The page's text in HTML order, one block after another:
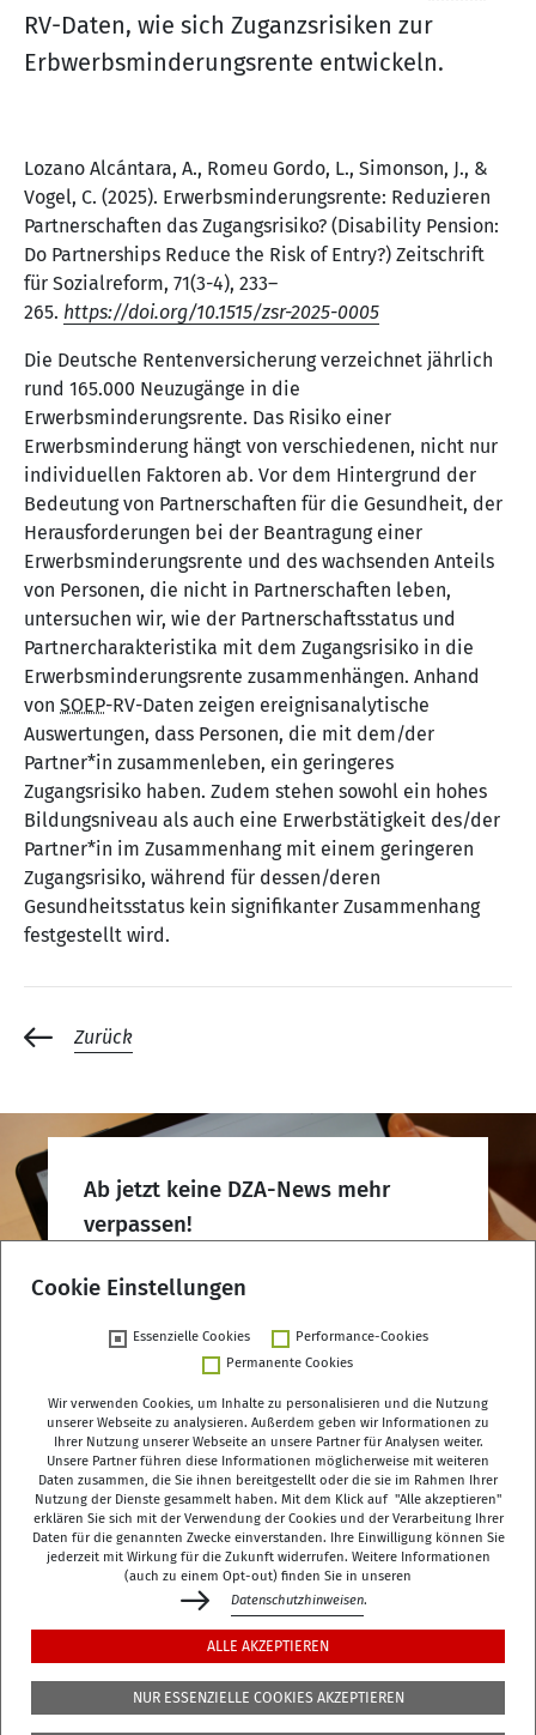
RV-Daten, wie sich Zuganzsrisiken zur
Erbwerbsminderungsrente entwickeln.
Lozano Alcántara, A., Romeu Gordo, L., Simonson, J., &
Vogel, C. (2025). Erwerbsminderungsrente: Reduzieren
Partnerschaften das Zugangsrisiko? (Disability Pension:
Do Partnerships Reduce the Risk of Entry?) Zeitschrift
für Sozialreform, 71(3-4), 233–
265. https://doi.org/10.1515/zsr-2025-0005
Die Deutsche Rentenversicherung verzeichnet jährlich
rund 165.000 Neuzugänge in die
Erwerbsminderungsrente. Das Risiko einer
Erwerbsminderung hängt von verschiedenen, nicht nur
individuellen Faktoren ab. Vor dem Hintergrund der
Bedeutung von Partnerschaften für die Gesundheit, der
Herausforderungen bei der Beantragung einer
Erwerbsminderungsrente und des wachsenden Anteils
von Personen, die nicht in Partnerschaften leben,
untersuchen wir, wie der Partnerschaftsstatus und
Partnercharakteristika mit dem Zugangsrisiko in die
Erwerbsminderungsrente zusammenhängen. Anhand
von SOEP-RV-Daten zeigen ereignisanalytische
Auswertungen, dass Personen, die mit dem/der
Partner*in zusammenleben, ein geringeres
Zugangsrisiko haben. Zudem stehen sowohl ein hohes
Bildungsniveau als auch eine Erwerbstätigkeit des/der
Partner*in im Zusammenhang mit einem geringeren
Zugangsrisiko, während für dessen/deren
Gesundheitsstatus kein signifikanter Zusammenhang
festgestellt wird.
Zurück
Ab jetzt keine DZA-News mehr
verpassen!
Deutsches Zentrum für Altersfragen (DZA)
Manfred-von-Richthofen-Straße 2
12101 Berlin
dza-berlin dza de
+49 (0)30 - 260740-0
+49 (0)30 - 260740-33
Cookie Einstellungen
Essenzielle Cookies
Performance-Cookies
Permanente Cookies
Wir verwenden Cookies, um Inhalte zu personalisieren und die Nutzung
unserer Webseite zu analysieren. Außerdem geben wir Informationen zu
Ihrer Nutzung unserer Webseite an unsere Partner für Analysen weiter.
Unsere Partner führen diese Informationen möglicherweise mit weiteren
Daten zusammen, die Sie ihnen bereitgestellt oder die sie im Rahmen Ihrer
Nutzung der Dienste gesammelt haben. Mit dem Klick auf "Alle akzeptieren"
erklären Sie sich mit der Verwendung der Cookies und der Verarbeitung Ihrer
Daten für die genannten Zwecke einverstanden. Ihre Einwilligung können Sie
jederzeit mit Wirkung für die Zukunft widerrufen. Weitere Informationen
(auch zu einem Opt-out) finden Sie in unseren
Datenschutzhinweisen.
ALLE AKZEPTIEREN
NUR ESSENZIELLE COOKIES AKZEPTIEREN